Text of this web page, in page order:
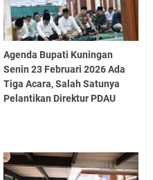
Agenda Bupati Kuningan
Senin 23 Februari 2026 Ada
Tiga Acara, Salah Satunya
Pelantikan Direktur PDAU